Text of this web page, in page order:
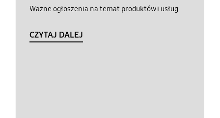
Ważne ogłoszenia na temat produktów i usług
CZYTAJ DALEJ